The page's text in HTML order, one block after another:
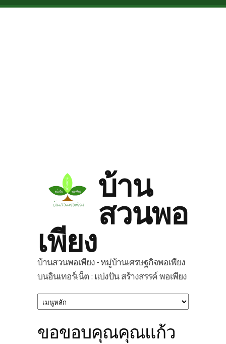
Skip to main content
บ้าน
สวนพอ
เพียง
บ้านสวนพอเพียง - หมู่บ้านเศรษฐกิจพอเพียง
บนอินเทอร์เน็ต : แบ่งปัน สร้างสรรค์ พอเพียง
ขอขอบคุณคุณแก้ว